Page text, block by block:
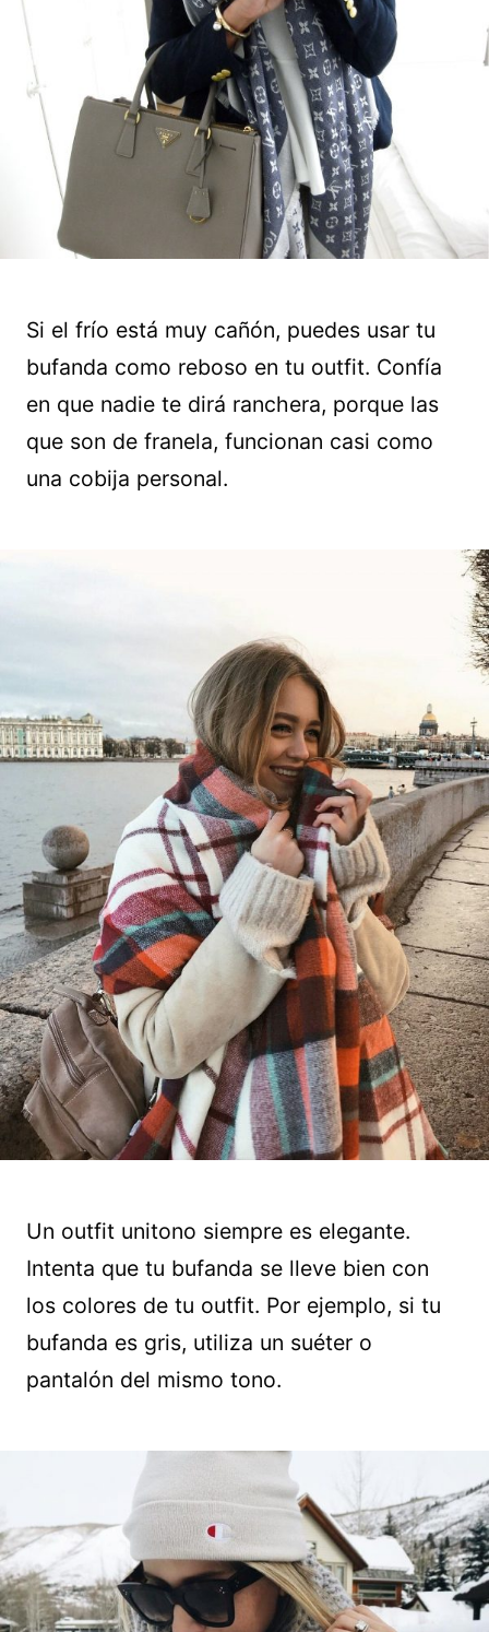
Si el frío está muy cañón, puedes usar tu
bufanda como reboso en tu outfit. Confía
en que nadie te dirá ranchera, porque las
que son de franela, funcionan casi como
una cobija personal.
Un outfit unitono siempre es elegante.
Intenta que tu bufanda se lleve bien con
los colores de tu outfit. Por ejemplo, si tu
bufanda es gris, utiliza un suéter o
pantalón del mismo tono.